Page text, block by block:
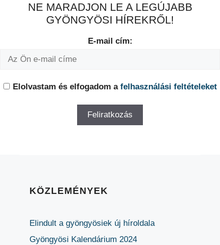
NE MARADJON LE A LEGÚJABB
GYÖNGYÖSI HÍREKRŐL!
E-mail cím:
Elolvastam és elfogadom a felhasználási feltételeket
KÖZLEMÉNYEK
Elindult a gyöngyösiek új híroldala
Gyöngyösi Kalendárium 2024